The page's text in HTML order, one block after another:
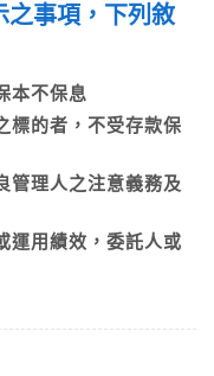
之事項，下列敘
本不保息
標的者，不受存款保
管理人之注意義務及
運用績效，委託人或